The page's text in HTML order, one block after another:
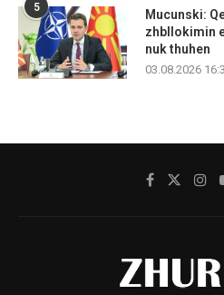
5
Mucunski:
zhbllokimin
nuk thuhen
03.08.2026